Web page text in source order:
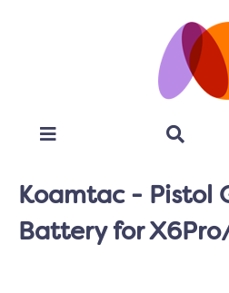
Koamtac - Pistol
Battery for